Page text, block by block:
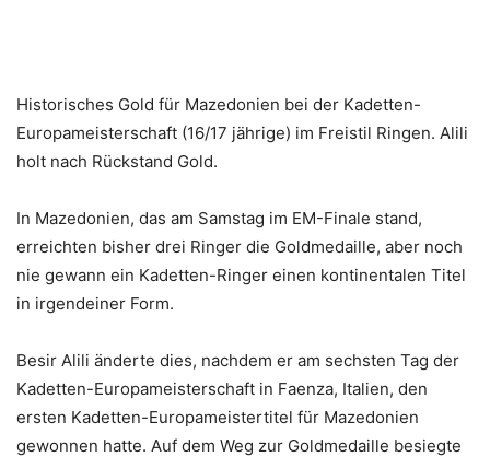
Historisches Gold für Mazedonien bei der Kadetten-
Europameisterschaft (16/17 jährige) im Freistil Ringen. Alili
holt nach Rückstand Gold.
In Mazedonien, das am Samstag im EM-Finale stand,
erreichten bisher drei Ringer die Goldmedaille, aber noch
nie gewann ein Kadetten-Ringer einen kontinentalen Titel
in irgendeiner Form.
Besir Alili änderte dies, nachdem er am sechsten Tag der
Kadetten-Europameisterschaft in Faenza, Italien, den
ersten Kadetten-Europameistertitel für Mazedonien
gewonnen hatte. Auf dem Weg zur Goldmedaille besiegte